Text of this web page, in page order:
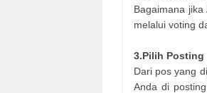
Bagaimana
melalui voting
3.Pilih Posting
Dari pos yang
Anda di